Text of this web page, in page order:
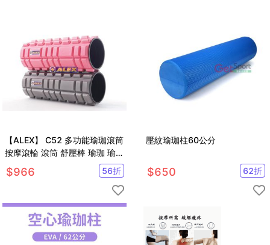
【ALEX】 C52 多功能瑜珈滾筒
按摩滾輪 滾筒 舒壓棒 瑜珈 瑜珈
柱
$966 56折
壓紋瑜珈柱60公分
$650 62折